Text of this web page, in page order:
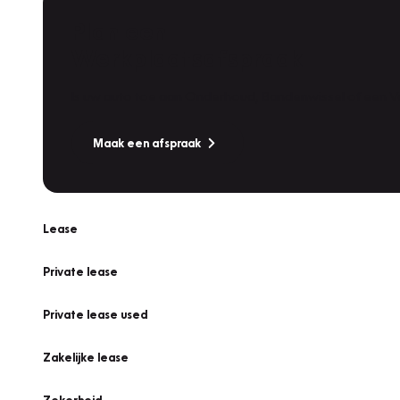
Maak een afspraak
Lease
Private lease
Private lease used
Zakelijke lease